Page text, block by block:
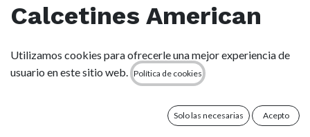
Calcetines American
Socks Karma - Mid
High
Utilizamos cookies para ofrecerle una mejor experiencia de
usuario en este sitio web.
Política de cookies
Solo las necesarias Acepto